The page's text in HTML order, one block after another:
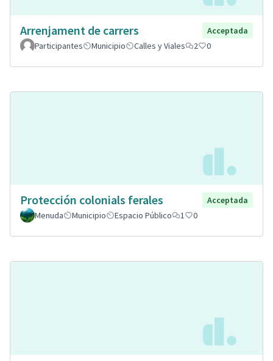
Arrenjament de carrers
Acceptada
Participantes
Municipio Calles y Viales 2 0
Protección colonials ferales
Acceptada
Menuda
Municipio Espacio Público 1 0